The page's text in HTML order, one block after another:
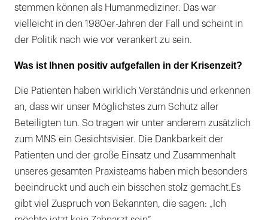
stemmen können als Humanmediziner. Das war
vielleicht in den 1980er-Jahren der Fall und scheint in
der Politik nach wie vor verankert zu sein.
Was ist Ihnen positiv aufgefallen in der Krisenzeit?
Die Patienten haben wirklich Verständnis und erkennen
an, dass wir unser Möglichstes zum Schutz aller
Beteiligten tun. So tragen wir unter anderem zusätzlich
zum MNS ein Gesichtsvisier. Die Dankbarkeit der
Patienten und der große Einsatz und Zusammenhalt
unseres gesamten Praxisteams haben mich besonders
beeindruckt und auch ein bisschen stolz gemacht.Es
gibt viel Zuspruch von Bekannten, die sagen: „Ich